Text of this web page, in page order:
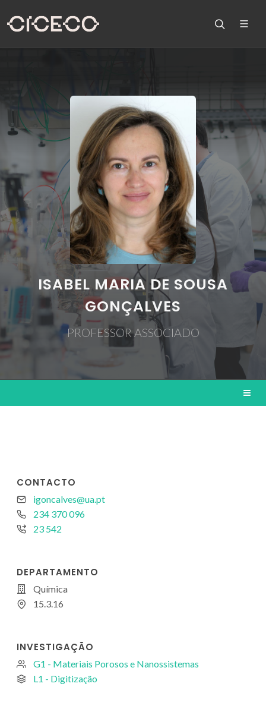
ISABEL MARIA DE SOUSA
GONÇALVES
PROFESSOR ASSOCIADO
CONTACTO
igoncalves@ua.pt
234 370 096
23 542
DEPARTAMENTO
Química
15.3.16
INVESTIGAÇÃO
G1 - Materiais Porosos e Nanossistemas
L1 - Digitização